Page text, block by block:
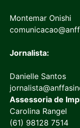
Montemar Onishi
Jornalista:
Danielle Santos
Assessoria de
Carolina Rangel
(61) 98128 7514